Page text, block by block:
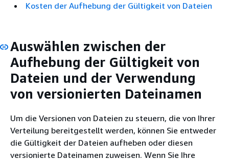
Kosten der Aufhebung der Gültigkeit von Dateien
Auswählen zwischen der
Aufhebung der Gültigkeit von
Dateien und der Verwendung
von versionierten Dateinamen
Um die Versionen von Dateien zu steuern, die von Ihrer
Verteilung bereitgestellt werden, können Sie entweder
die Gültigkeit der Dateien aufheben oder diesen
versionierte Dateinamen zuweisen. Wenn Sie Ihre